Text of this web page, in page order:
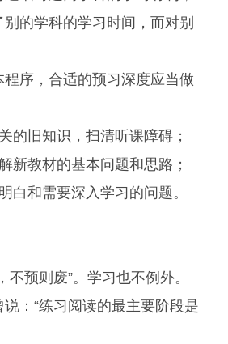
的学科的学习时间，而对别
序，合适的预习深度应当做
旧知识，扫清听课障碍；
教材的基本问题和思路；
和需要深入学习的问题。
预则废”。学习也不例外。
“练习阅读的最主要阶段是